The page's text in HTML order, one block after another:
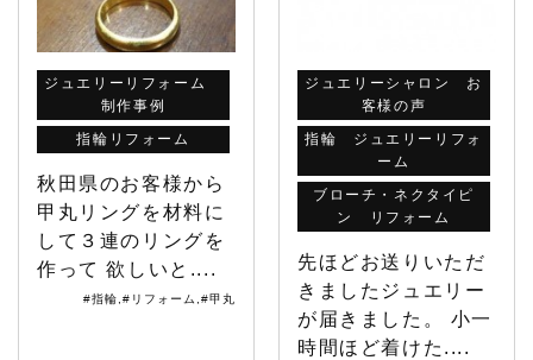
ジュエリーリフォーム
制作事例
指輪リフォーム
秋田県のお客様から
甲丸リングを材料に
して３連のリングを
作って 欲しいと....
#指輪 #リフォーム #甲丸
ジュエリーシャロン お
客様の声
指輪 ジュエリーリフォ
ーム
ブローチ・ネクタイピ
ン リフォーム
先ほどお送りいただ
きましたジュエリー
が届きました。 小一
時間ほど着けた....